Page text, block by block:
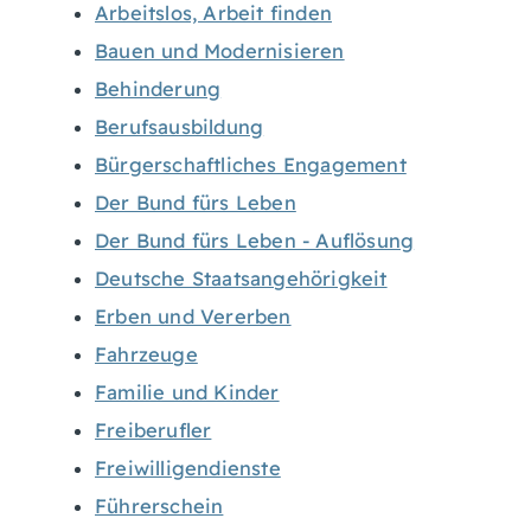
Arbeitslos, Arbeit finden
Bauen und Modernisieren
Behinderung
Berufsausbildung
Bürgerschaftliches Engagement
Der Bund fürs Leben
Der Bund fürs Leben - Auflösung
Deutsche Staatsangehörigkeit
Erben und Vererben
Fahrzeuge
Familie und Kinder
Freiberufler
Freiwilligendienste
Führerschein